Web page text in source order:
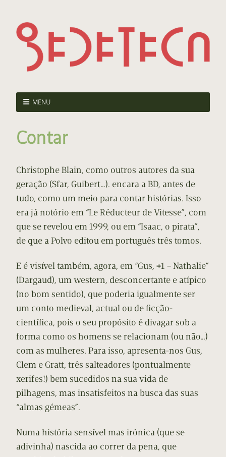
MENU
Contar
Christophe Blain, como outros autores da sua
geração (Sfar, Guibert…). encara a BD, antes de
tudo, como um meio para contar histórias. Isso
era já notório em “Le Réducteur de Vitesse”, com
que se revelou em 1999, ou em “Isaac, o pirata”,
de que a Polvo editou em português três tomos.
E é visível também, agora, em “Gus, #1 – Nathalie”
(Dargaud), um western, desconcertante e atípico
(no bom sentido), que poderia igualmente ser
um conto medieval, actual ou de ficção-
científica, pois o seu propósito é divagar sob a
forma como os homens se relacionam (ou não…)
com as mulheres. Para isso, apresenta-nos Gus,
Clem e Gratt, três salteadores (pontualmente
xerifes!) bem sucedidos na sua vida de
pilhagens, mas insatisfeitos na busca das suas
“almas gémeas”.
Numa história sensível mas irónica (que se
adivinha) nascida ao correr da pena, que